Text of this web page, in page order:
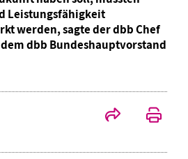
Leistungsfähigkeit
werden, sagte der dbb Chef
dem dbb Bundeshauptvorstand